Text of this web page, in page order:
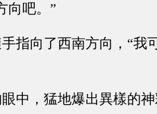
向吧。”
指向了西南方向，“我
中，猛地爆出異樣的